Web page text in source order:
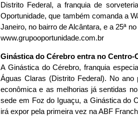
Distrito Federal, a franquia de
Oportunidade, que também comanda a
Janeiro, no bairro de Alcântara, e a 25ª
www.grupooportunidade.com.br
Ginástica do Cérebro entra no Centro-
A Ginástica do Cérebro, franquia
Águas Claras (Distrito Federal). No
econômica e as melhorias já sentidas
sede em Foz do Iguaçu, a Ginástica do
irá expor pela primeira vez na ABF